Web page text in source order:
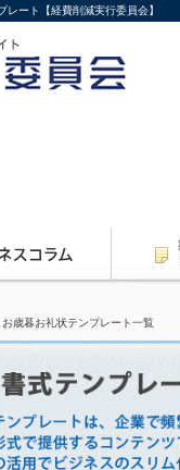
ート【経費削減実行委員会】
お歳暮お礼状テンプレート一覧